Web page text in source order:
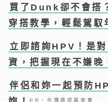
買了Dunk卻不會
穿搭教學，輕鬆駕馭
立即諮詢HPV！是
資，把握現在不嫌晚
伴侶和妳一起預防
PR・台灣癌症基金會